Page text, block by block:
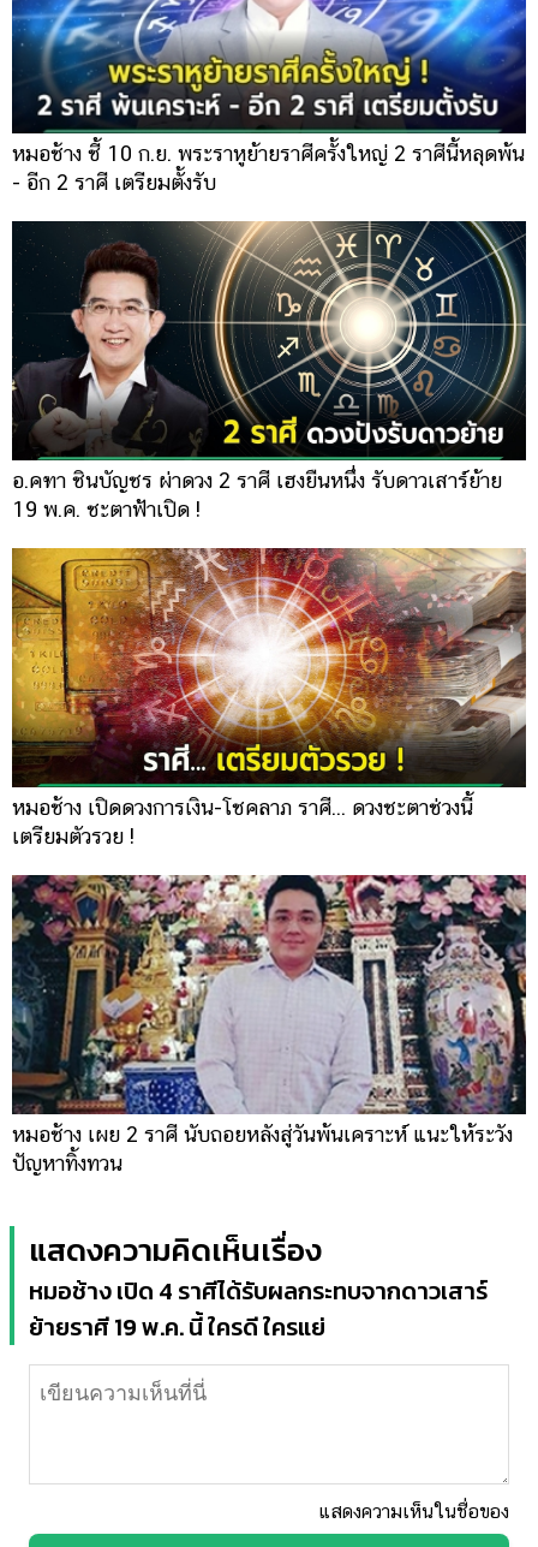
หมอช้าง ชี้ 10 ก.ย. พระราหูย้ายราศีครั้งใหญ่ 2 ราศีนี้หลุดพ้น
- อีก 2 ราศี เตรียมตั้งรับ
อ.คฑา ชินบัญชร ผ่าดวง 2 ราศี เฮงยืนหนึ่ง รับดาวเสาร์ย้าย
19 พ.ค. ชะตาฟ้าเปิด !
หมอช้าง เปิดดวงการเงิน-โชคลาภ ราศี... ดวงชะตาช่วงนี้
เตรียมตัวรวย !
หมอช้าง เผย 2 ราศี นับถอยหลังสู่วันพ้นเคราะห์ แนะให้ระวัง
ปัญหาทิ้งทวน
แสดงความคิดเห็นเรื่อง
หมอช้าง เปิด 4 ราศีได้รับผลกระทบจากดาวเสาร์
ย้ายราศี 19 พ.ค. นี้ ใครดี ใครแย่
แสดงความเห็นในชื่อของ